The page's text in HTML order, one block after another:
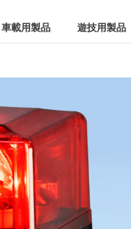
遊技用製品
車載用製品